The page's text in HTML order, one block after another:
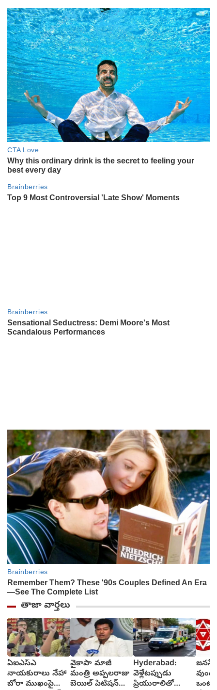
తాజా వార్తలు
ఏఐఎస్ఎ
నాయకురాలు నేహా
బోరా ముఖంపై
వైకాపా మాజీ
మంత్రి అప్పలరాజు
బెయిల్ పిటిషన్‌
Hyderabad:
వెళ్లేటప్పుడు
ప్రియురాలితో